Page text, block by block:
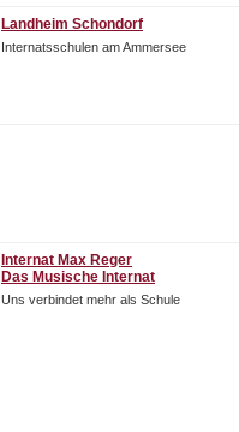
Landheim Schondorf
Internatsschulen am Ammersee
Internat Max Reger
Das Musische Internat
Uns verbindet mehr als Schule